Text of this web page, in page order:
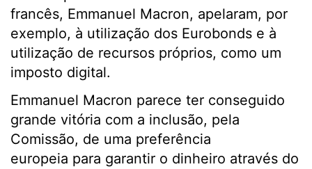
francês, Emmanuel Macron, apelaram, por
exemplo, à utilização dos Eurobonds e à
utilização de recursos próprios, como um
imposto digital.
Emmanuel Macron parece ter conseguido
grande vitória com a inclusão, pela
Comissão, de uma preferência
europeia para garantir o dinheiro através do